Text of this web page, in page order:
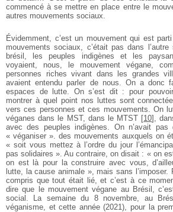
commencé à se mettre en place entre le
autres mouvements sociaux.
Évidemment, c’est un mouvement qui est
mouvements sociaux, c’était pas dans
brésil, les peuples indigènes et les
voyaient, nous, le mouvement végane,
personnes riches vivant dans les grandes
avaient entendu parler de nous. On a donc
espaces de lutte. On s’est dit : pour
montrer à quel point nos luttes sont
vers ces personnes et ces mouvements. On
véganes dans le MST, dans le MTST [10] ,
avec des peuples indigènes. On n’avait
« véganiser ». des mouvements auxquels on
« soit vous mettez à l’ordre du jour
pas solidaires ». Au contraire, on disait : « on
on est là pour la construire avec vous,
lutte, la cause animale », mais sans
compris que tout était lié, et c’est à ce
dire que le mouvement végane au Brésil,
social. La semaine du 8 novembre, au
véganisme, et cette année (2021), pour la